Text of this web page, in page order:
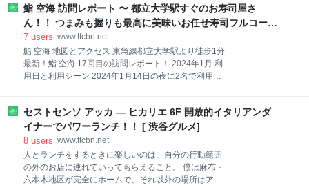
好きなだけ食べられる。 ▲ シンプルな箸袋。 ▲ この
日お願いしたのは上ヒレとんかつ定食と単品のカレー
ソース。 ヒレかつが見事。 ▲
す。 コンサルティング（Consulting） コーチング
（Coaching） カウンセリング（Counselling） コンサ
ルティング・フェーズ 立花岳志は9冊の著作を持つビ
ジネス書作家・ブロガー・講演家・イベントプロデュ
ーサーなど、多面的な活動を通して、さまざまな経験
を積んできました。 これらの経験を活かし、多くの方
ランディング、フードビジネスコンサル、、ネットビ
ジネスの立ち上げ・拡散に関するコンサルなど、分野
は広く多角的です。 自らの影響力を
鮨 空海 訪問レポート 〜 都立大学駅すぐのお寿司屋さ
ん！！ つまみも握りも最高に美味いお任せ寿司フルコー
ス！！
7 users www.ttcbn.net
鮨 空海 地図とアクセス 東急線都立大学駅より徒歩1分
最新！鮨 空海 17回目の訪問レポート！ 2024年1月 利
用日と利用シーン 2024年1月14日の夜に2名で利用。
で乾杯。 ▲ 今日も小さなお料理からスタート。 まず
は菜の花のお浸し。 早春の味だね。 ▲ 炊いたたら
こ。 優しい味。 ▲ ノレソレは穴子の子供。 ▲ 大好
物、あん肝のポン酢。 ▲ バイ貝。 ▲ エゾバフンウニ
も旨味たっぷり。 ▲ ナマコ酢。 名わき役という感
じ。 ▲ 続いてはナベさんにお任せで冷酒を。 ▲ 生ガ
セストセンソ アッカ — ヒカリエ 6F 開放的イタリアンダ
イナーでパワーランチ！！ [ 渋谷グルメ]
8 users www.ttcbn.net
人とランチをするときに楽しいのは、自分の行動範囲
の外のお店に連れていってもらえること。 僕は麻布・
六本木地区が完全にホームで、それ以外の場所はアウ